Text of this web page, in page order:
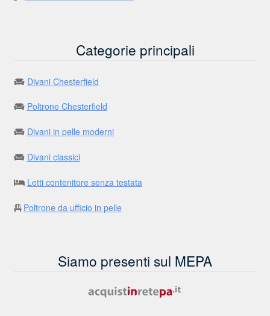
Categorie principali
Divani Chesterfield
Poltrone Chesterfield
Divani in pelle moderni
Divani classici
Letti contenitore senza testata
Poltrone da ufficio in pelle
Siamo presenti sul MEPA